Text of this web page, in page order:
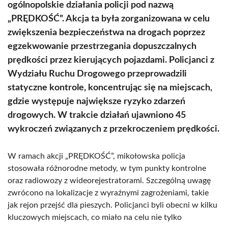
ogólnopolskie działania policji pod nazwą
„PRĘDKOŚĆ”. Akcja ta była zorganizowana w celu
zwiększenia bezpieczeństwa na drogach poprzez
egzekwowanie przestrzegania dopuszczalnych
prędkości przez kierujących pojazdami. Policjanci z
Wydziału Ruchu Drogowego przeprowadzili
statyczne kontrole, koncentrując się na miejscach,
gdzie występuje największe ryzyko zdarzeń
drogowych. W trakcie działań ujawniono 45
wykroczeń związanych z przekroczeniem prędkości.
W ramach akcji „PRĘDKOŚĆ”, mikołowska policja
stosowała różnorodne metody, w tym punkty kontrolne
oraz radiowozy z wideorejestratorami. Szczególną uwagę
zwrócono na lokalizacje z wyraźnymi zagrożeniami, takie
jak rejon przejść dla pieszych. Policjanci byli obecni w kilku
kluczowych miejscach, co miało na celu nie tylko